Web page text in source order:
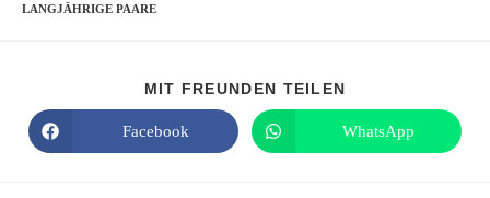
LANGJÄHRIGE PAARE
MIT FREUNDEN TEILEN
Facebook WhatsApp